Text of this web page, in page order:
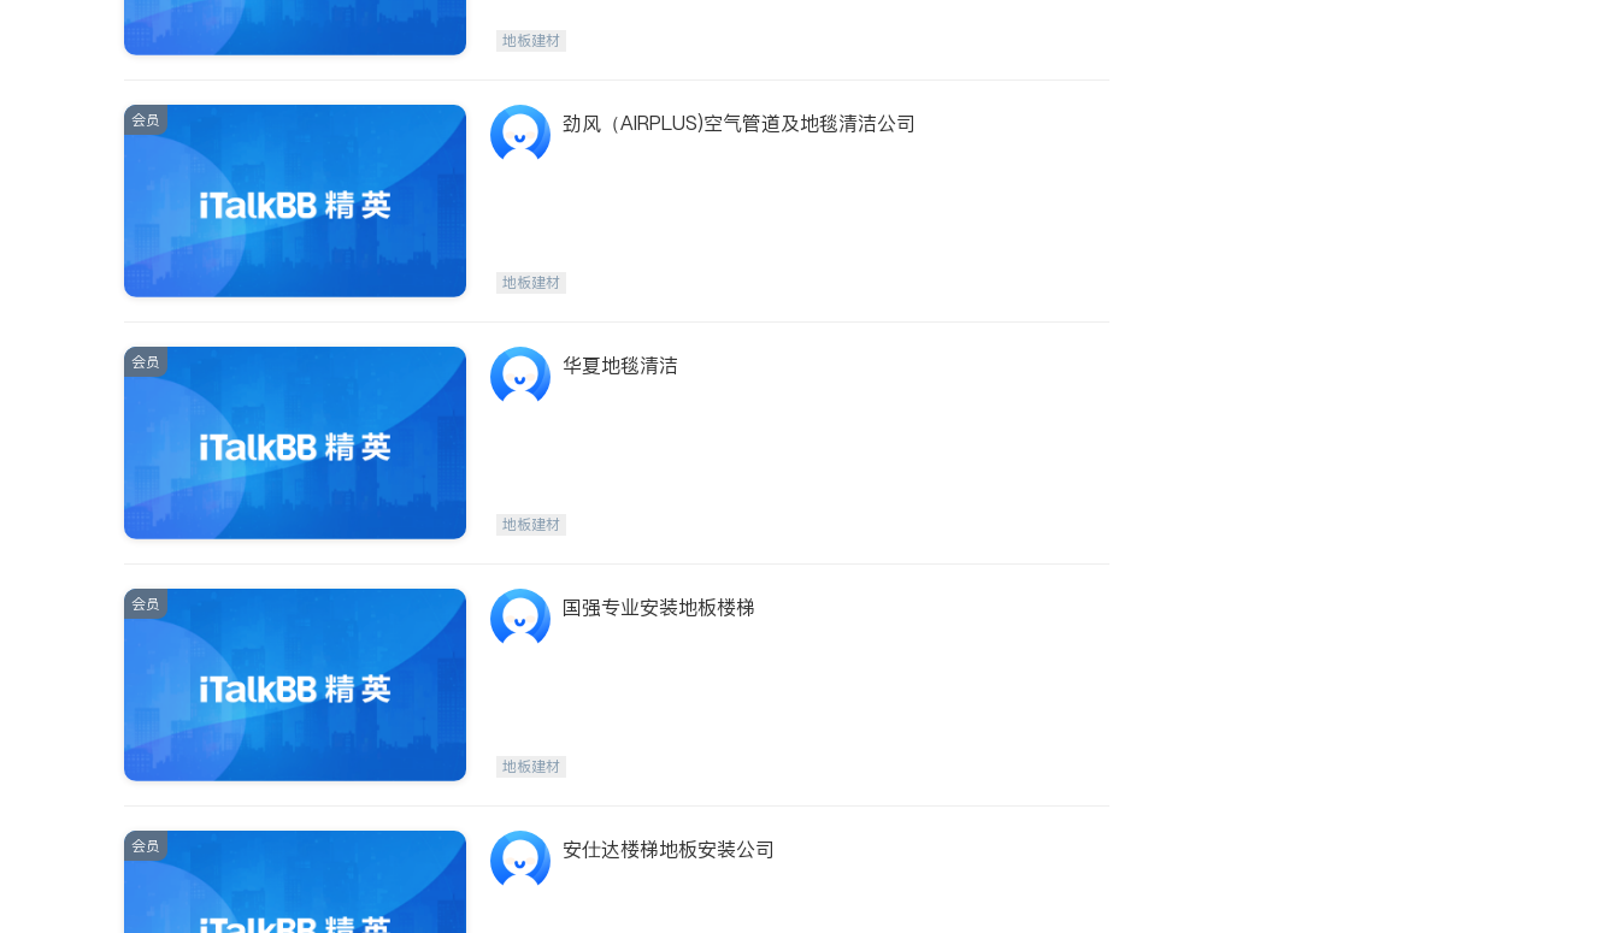
地板建材
会员 劲风（AIRPLUS)空气管道及地毯清洁公司
地板建材
会员 华夏地毯清洁
地板建材
会员 国强专业安装地板楼梯
地板建材
会员 安仕达楼梯地板安装公司